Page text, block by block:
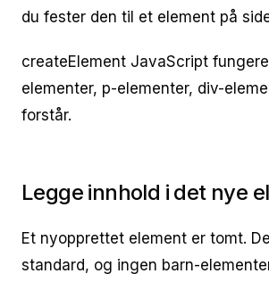
du fester den til et element på
createElement JavaScript
elementer, p-elementer, div-
forstår.
Legge innhold i det nye
Et nyopprettet element er tomt.
standard, og ingen barn-